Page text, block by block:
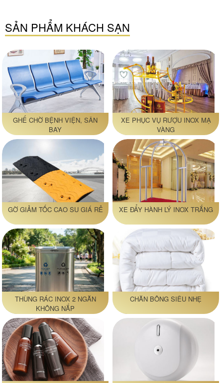
SẢN PHẨM KHÁCH SẠN
GHẾ CHỜ BỆNH VIỆN, SÂN
BAY
XE PHỤC VỤ RƯỢU INOX MẠ
VÀNG
GỜ GIẢM TỐC CAO SU GIÁ RẺ XE ĐẨY HÀNH LÝ INOX TRẮNG
THÙNG RÁC INOX 2 NGĂN
KHÔNG NẮP
CHĂN BÔNG SIÊU NHẸ